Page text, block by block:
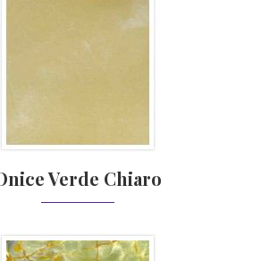
Verde Chiaro